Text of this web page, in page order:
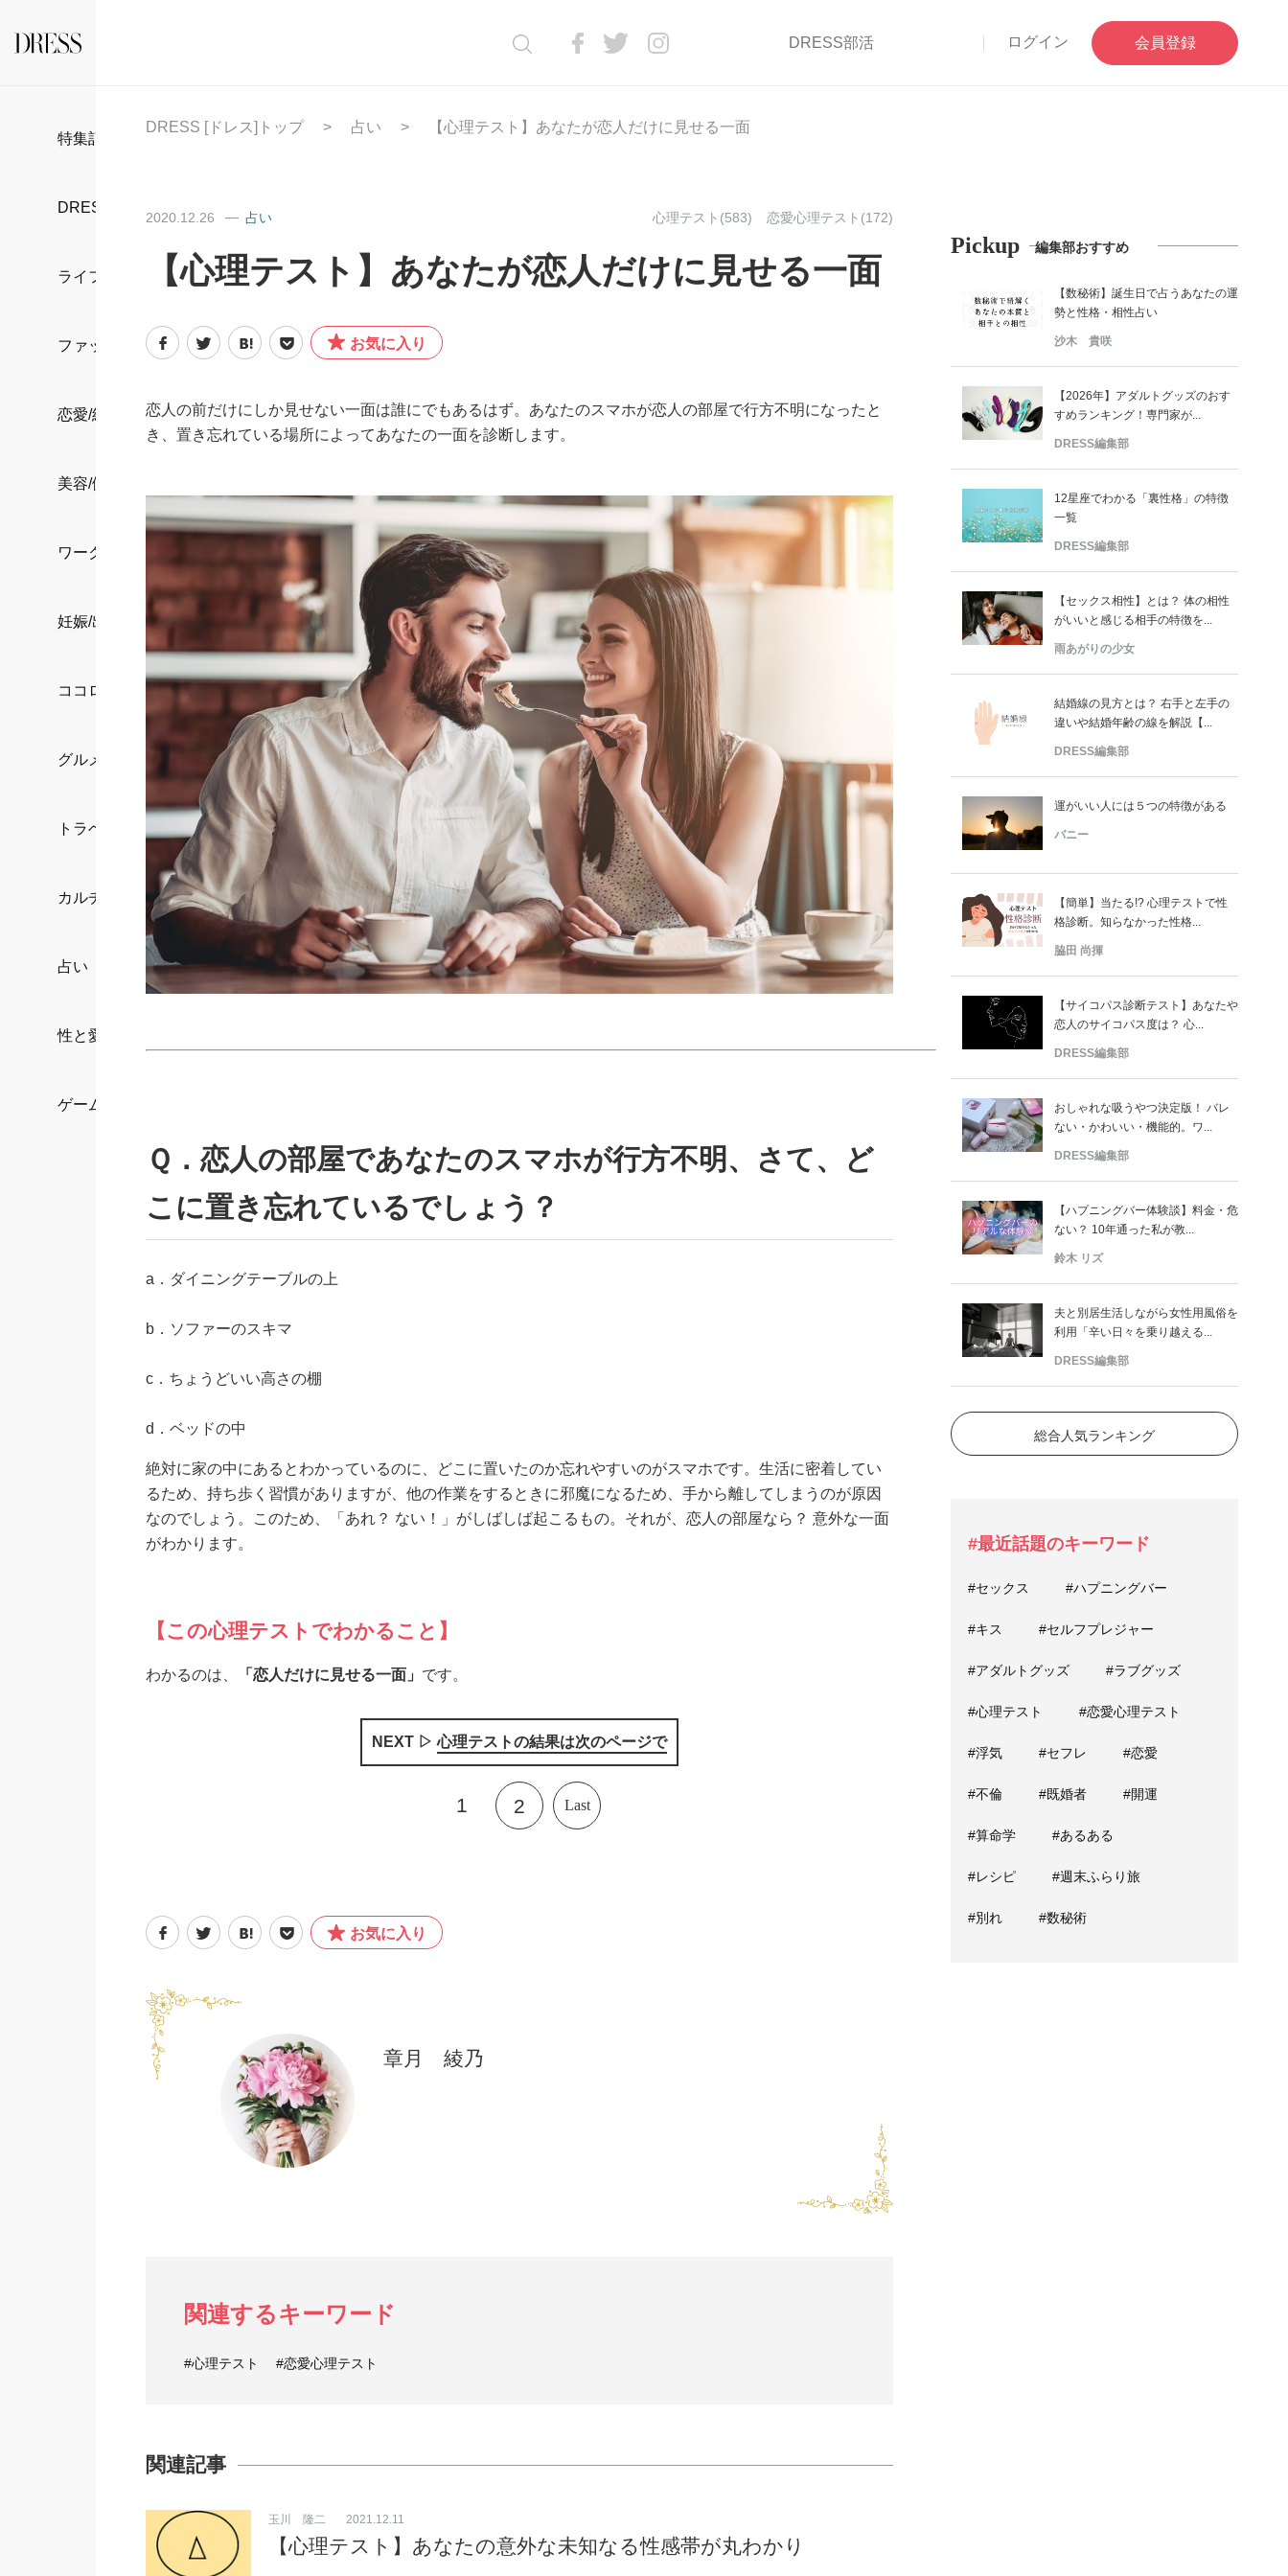
DRESS部活 ログイン 会員登録
特集記事
DRESS部活
ライフスタイル
ファッション
恋愛/結婚/離婚
美容/健康
ワークスタイル
妊娠/出産/家族
ココロ/カラダ
グルメ
トラベル
カルチャー/エンタメ
占い
性と愛
ゲーム
DRESS [ドレス]トップ 占い 【心理テスト】あなたが恋人だけに見せる一面
2020.12.26 占い 心理テスト(583) 恋愛心理テスト(172)
【心理テスト】あなたが恋人だけに見せる一面
お気に入り
恋人の前だけにしか見せない一面は誰にでもあるはず。あなたのスマホが恋人の部屋で行方不明になったと
き、置き忘れている場所によってあなたの一面を診断します。
Ｑ．恋人の部屋であなたのスマホが行方不明、さて、ど
こに置き忘れているでしょう？
a．ダイニングテーブルの上
b．ソファーのスキマ
c．ちょうどいい高さの棚
d．ベッドの中
絶対に家の中にあるとわかっているのに、どこに置いたのか忘れやすいのがスマホです。生活に密着してい
るため、持ち歩く習慣がありますが、他の作業をするときに邪魔になるため、手から離してしまうのが原因
なのでしょう。このため、「あれ？ ない！」がしばしば起こるもの。それが、恋人の部屋なら？ 意外な一面
がわかります。
【この心理テストでわかること】
わかるのは、 「恋人だけに見せる一面」 です。
NEXT ▷心理テストの結果は次のページで
1 2 Last
お気に入り
章月 綾乃
関連するキーワード
#心理テスト #恋愛心理テスト
関連記事
【心理テスト】あなたの意外な未知なる性感帯が丸わかり
玉川 隆二 2021.12.11
Pickup 編集部おすすめ
【数秘術】誕生日で占うあなたの運
勢と性格・相性占い
沙木 貴咲
【2026年】アダルトグッズのおす
すめランキング！専門家が...
DRESS編集部
12星座でわかる「裏性格」の特徴
一覧
DRESS編集部
【セックス相性】とは？ 体の相性
がいいと感じる相手の特徴を...
雨あがりの少女
結婚線の見方とは？ 右手と左手の
違いや結婚年齢の線を解説【...
DRESS編集部
運がいい人には５つの特徴がある
バニー
【簡単】当たる!? 心理テストで性
格診断。知らなかった性格...
脇田 尚揮
【サイコパス診断テスト】あなたや
恋人のサイコパス度は？ 心...
DRESS編集部
おしゃれな吸うやつ決定版！ バレ
ない・かわいい・機能的。ワ...
DRESS編集部
【ハプニングバー体験談】料金・危
ない？ 10年通った私が教...
鈴木 リズ
夫と別居生活しながら女性用風俗を
利用「辛い日々を乗り越える...
DRESS編集部
総合人気ランキング
#最近話題のキーワード
#セックス #ハプニングバー
#キス #セルフプレジャー
#アダルトグッズ #ラブグッズ
#心理テスト #恋愛心理テスト
#浮気 #セフレ #恋愛
#不倫 #既婚者 #開運
#算命学 #あるある
#レシピ #週末ふらり旅
#別れ #数秘術